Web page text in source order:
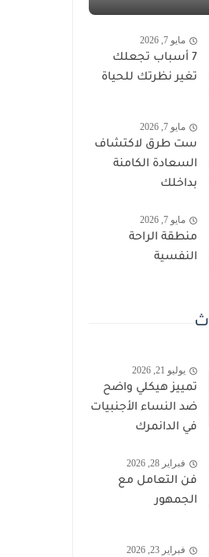
مايو 7, 2026
7 أسباب تجعلك
تغير نظرتك للحياة
مايو 7, 2026
ست طرق لاكتشاف
السعادة الكامنة
بداخلك
مايو 7, 2026
منطقة الراحة
النفسية
يوليو 21, 2026
تمييز هيكلي واضح
ضد النساء الأجنبيات
في الدانمرك
فبراير 28, 2026
فن التعامل مع
الجمهور
فبراير 23, 2026